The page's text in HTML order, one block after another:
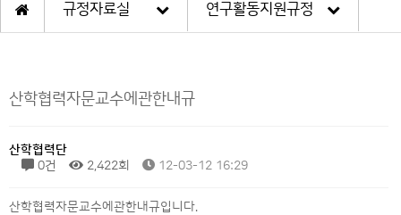
규정자료실 연구활동지원규정
산학협력자문교수에관한내규
산학협력단
0건
2,422회 12-03-12 16:29
산학협력자문교수에관한내규입니다.